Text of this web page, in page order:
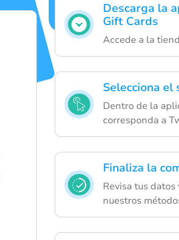
Descarga la
Gift Cards
Accede a la
Selecciona el
Dentro de la
corresponda a
Finaliza la
Revisa tus
nuestros